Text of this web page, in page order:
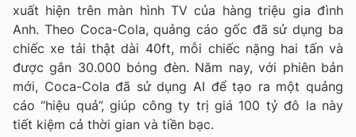
xuất hiện trên màn hình TV của hàng triệu gia đình
Anh. Theo Coca-Cola, quảng cáo gốc đã sử dụng ba
chiếc xe tải thật dài 40ft, mỗi chiếc nặng hai tấn và
được gắn 30.000 bóng đèn. Năm nay, với phiên bản
mới, Coca-Cola đã sử dụng AI để tạo ra một quảng
cáo “hiệu quả”, giúp công ty trị giá 100 tỷ đô la này
tiết kiệm cả thời gian và tiền bạc.